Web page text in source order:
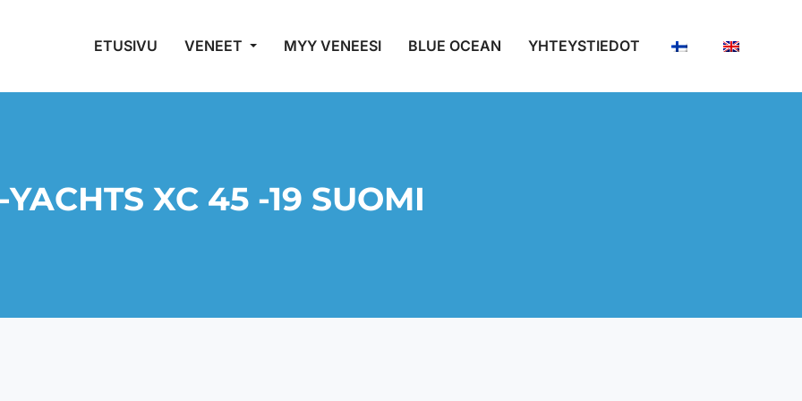
ETUSIVU VENEET MYY VENEESI BLUE OCEAN YHTEYSTIEDOT
YACHTS XC 45 -19 SUOMI